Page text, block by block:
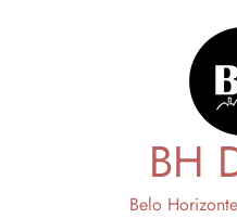
BH
Belo